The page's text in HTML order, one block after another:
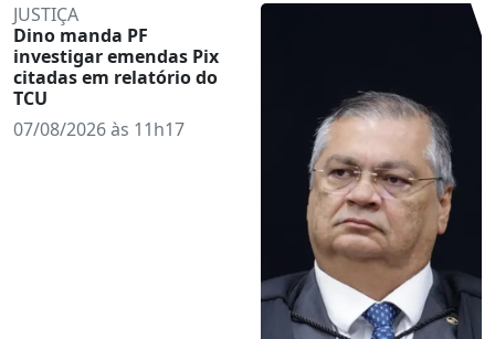
JUSTIÇA
Dino manda PF
investigar emendas Pix
citadas em relatório do
TCU
07/08/2026 às 11h17